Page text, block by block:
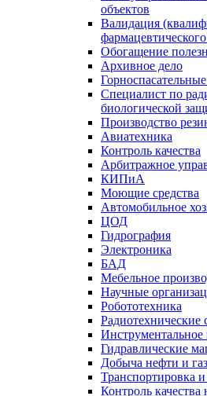
объектов
Валидация
Обогащение
Архивное дело
Специалист по
биологической
Производство
Авиатехника
Контроль качества
Арбитражное
КИПиА
Моющие средства
Автомобильное
ЦОД
Гидрография
Электроника
БАД
Мебельное
Научные
Робототехника
Радиотехнические
Инструментальное
Гидравлические
Добыча нефти и
Транспортировка
Контроль качества